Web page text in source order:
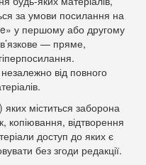
за умови посилання на
у першому або другому
— пряме,
від повного
яких міститься заборона
копіювання, відтворення
доступ до яких є
без згоди редакції.